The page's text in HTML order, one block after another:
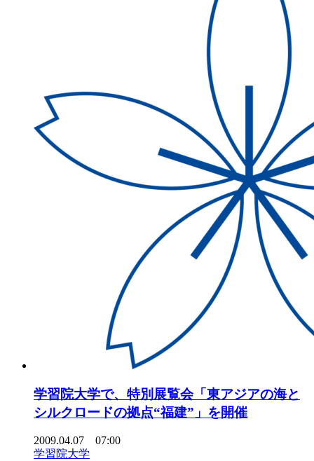
学習院大学で、特別展覧会「東アジアの海と
シルクロードの拠点“福建”」を開催
2009.04.07 07:00
学習院大学